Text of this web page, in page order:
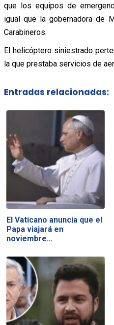
que los equipos de
igual que la gobernadora de
Carabineros.
El helicóptero siniestrado
la que prestaba servicios de
Entradas relacionadas:
El Vaticano anuncia que el
Papa viajará en
noviembre…